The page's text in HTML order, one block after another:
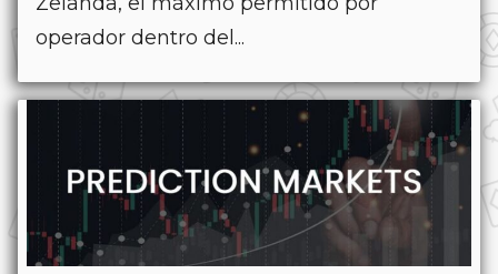
operador dentro del...